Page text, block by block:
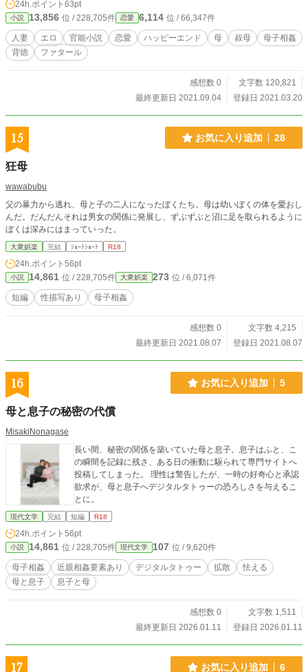
ていいかわからなくなった母は、葬儀場で兄の遺影に向かっ
て、自慰をはじめる。その母を襲う巧。だが、無理強いをせ
ずに、母に快感だけをあたえて、ひく。リストのような長い
指で、拓也が与えられなかった快感を、巧は母に与える。そ
れは、母親に対する小さな快楽の復讐であり、真由美の体の
と溜息をついた真由美の頭に軽く衝撃が襲う。巧は自室に母
を転がしていた。ふと目覚める真由美。そして、その前で、
しずつ変化をしていった。そして、ついに真由美は寝室で、
もう一度、巧と真奈美が、愛し合っている現場に遭遇させら
う。 その後の、この家族たちはどこへといくのだろう？ 美
しい美人姉妹の母と叔母とが一人の美青年を奪い合うように
なる 珠玉の破滅と快楽と堕落の逸品。
24h.ポイント 63pt
小説 13,856 位 / 228,705件 恋愛 6,114 位 / 66,347件
人妻 エロ 官能小説 恋愛 ハッピーエンド 母 叔母
母子相姦
背徳
ファタール
感想数 0
文字数 120,821
最終更新日 2021.09.04
登録日 2021.03.20
15 お気に入り追加 28
狂母
wawabubu
父の暴力から逃れ、母と子の二人になったぼくたち。母は幼いぼくの体を愛おし
んだ。だんだんそれは男女の関係に発展し、ずぶずぶと沼に足を取られるように
ぼくは深みにはまっていった。
大衆娯楽 完結 ｼｮｰﾄｼｮｰﾄ R18
24h.ポイント 56pt
小説 14,861 位 / 228,705件 大衆娯楽 273 位 / 6,071件
短編 性描写あり 母子相姦
感想数 0
文字数 4,215
最終更新日 2021.08.07
登録日 2021.08.07
16 お気に入り追加 5
母と息子の秘密の代償
MisakiNonagase
長い間、秘密の関係を築いていた母と息子。息子はふと、こ
の瞬間を記録に残さ、ある日の衝動に駆られて専門サイトへ
投稿してしまった。 理性は警告したが、一時の好奇心と承認
欲求が、母と息子へデジタルタトゥーの恐ろしさを与えるこ
とに。
現代文学 完結 短編 R18
24h.ポイント 56pt
小説 14,861 位 / 228,705件 現代文学 107 位 / 9,620件
母子相姦 近親相姦要素あり デジタルタトゥー 拡散
怯える
母と息子
息子と母
感想数 0
文字数 1,511
最終更新日 2026.01.11
登録日 2026.01.11
17 お気に入り追加 6